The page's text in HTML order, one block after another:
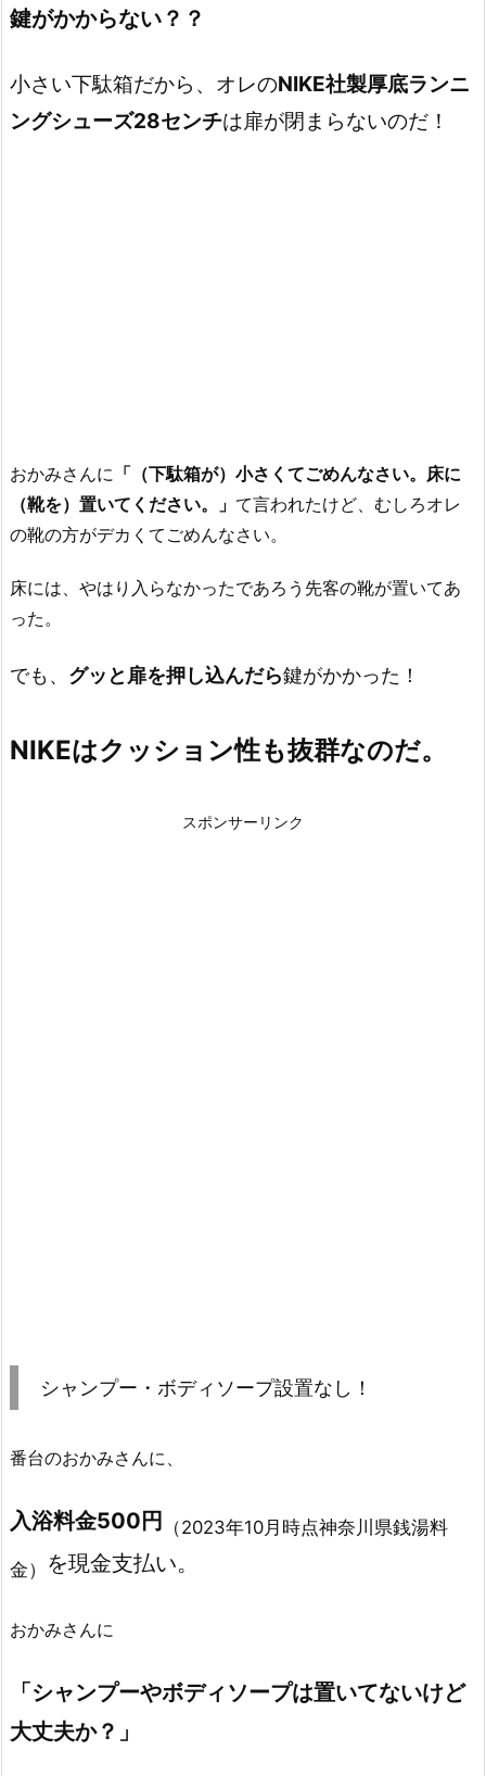
鍵がかからない？？
小さい下駄箱だから、オレのNIKE社製厚底ランニ
ングシューズ28センチは扉が閉まらないのだ！
おかみさんに 「（下駄箱が）小さくてごめんなさい。床に
（靴を）置いてください。」 て言われたけど、むしろオレ
の靴の方がデカくてごめんなさい。
床には、やはり入らなかったであろう先客の靴が置いてあ
った。
でも、 グッと扉を押し込んだら鍵がかかった！
NIKEはクッション性も抜群なのだ。
スポンサーリンク
シャンプー・ボディソープ設置なし！
番台のおかみさんに、
入浴料金500円
（2023年10月時点神奈川県銭湯料
金） を現金支払い。
おかみさんに
「シャンプーやボディソープは置いてないけど
大丈夫か？」